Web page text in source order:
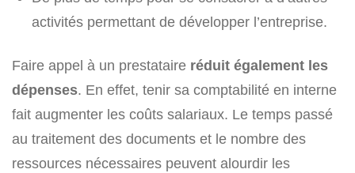
activités permettant de développer l’entreprise.
Faire appel à un prestataire réduit également les
dépenses. En effet, tenir sa comptabilité en interne
fait augmenter les coûts salariaux. Le temps passé
au traitement des documents et le nombre des
ressources nécessaires peuvent alourdir les